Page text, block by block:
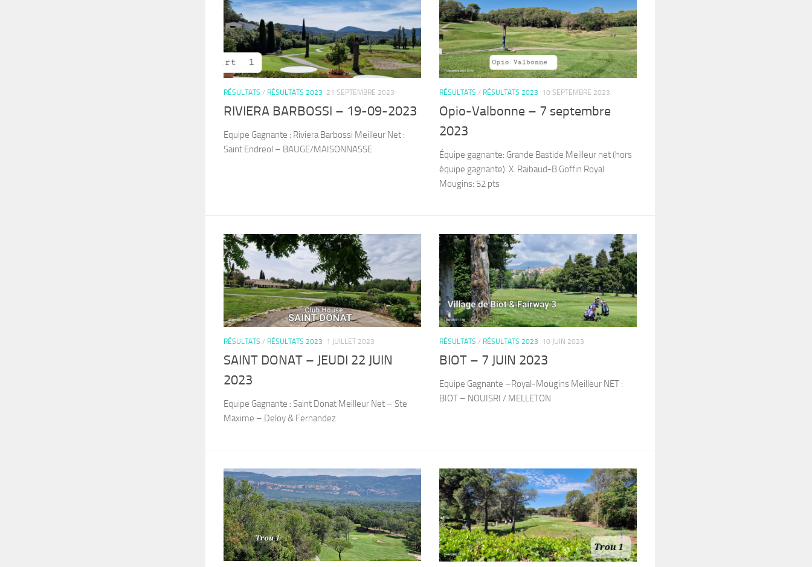
RÉSULTATS / RÉSULTATS 2023 21 SEPTEMBRE 2023
RIVIERA BARBOSSI – 19-09-2023
Equipe Gagnante : Riviera Barbossi Meilleur Net :
Saint Endreol – BAUGE/MAISONNASSE
RÉSULTATS / RÉSULTATS 2023 10 SEPTEMBRE 2023
Opio-Valbonne – 7 septembre
2023
Équipe gagnante: Grande Bastide Meilleur net (hors
équipe gagnante): X. Raibaud-B.Goffin Royal
Mougins: 52 pts
RÉSULTATS / RÉSULTATS 2023 1 JUILLET 2023
SAINT DONAT – JEUDI 22 JUIN
2023
Equipe Gagnante : Saint Donat Meilleur Net – Ste
Maxime – Deloy & Fernandez
RÉSULTATS / RÉSULTATS 2023 10 JUIN 2023
BIOT – 7 JUIN 2023
Equipe Gagnante –Royal-Mougins Meilleur NET :
BIOT – NOUISRI / MELLETON